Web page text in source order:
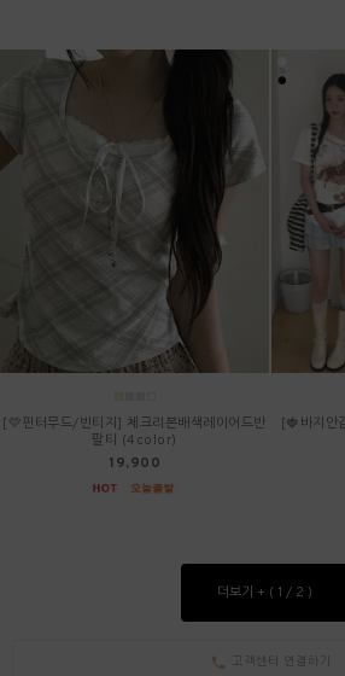
[💛핀터무드/빈티지] 체크리본배색레이어드반
팔티 (4color)
19,900
[🍓바지안
더보기 + ( 1 / 2 )
고객센터 연결하기